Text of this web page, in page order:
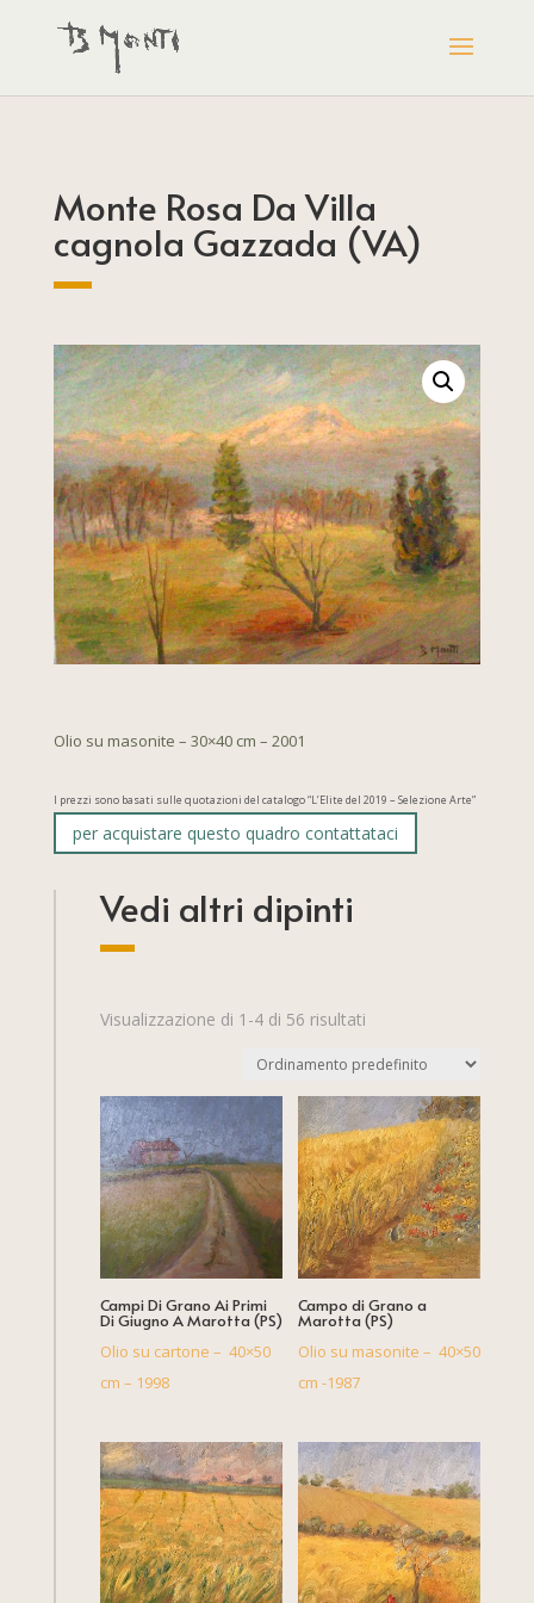
Monte Rosa Da Villa
cagnola Gazzada (VA)
Olio su masonite – 30×40 cm – 2001
I prezzi sono basati sulle quotazioni del catalogo “L’Elite del 2019 – Selezione Arte”
per acquistare questo quadro contattataci
Vedi altri dipinti
Visualizzazione di 1-4 di 56 risultati
Campi Di Grano Ai Primi
Di Giugno A Marotta (PS)
Olio su cartone – 40×50
cm – 1998
Campo di Grano a
Marotta (PS)
Olio su masonite – 40×50
cm -1987